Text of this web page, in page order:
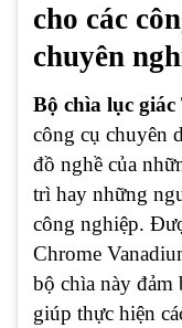
cho các
chuyên
Bộ chìa lục
công cụ chuyên
đồ nghề của
trì hay những
công nghiệp.
Chrome
bộ chìa này
giúp thực hiện